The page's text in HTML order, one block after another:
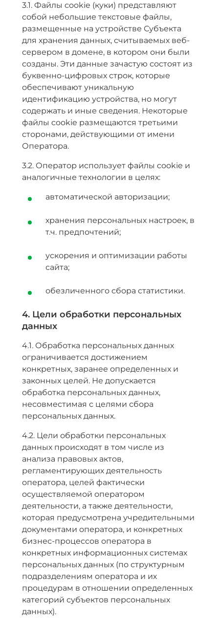
3.1. Файлы сookie (куки) представляют
собой небольшие текстовые файлы,
размещенные на устройстве Субъекта
для хранения данных, считываемых веб-
сервером в домене, в котором они были
созданы. Эти данные зачастую состоят из
буквенно-цифровых строк, которые
обеспечивают уникальную
идентификацию устройства, но могут
содержать и иные сведения. Некоторые
файлы cookie размещаются третьими
сторонами, действующими от имени
Оператора.
3.2. Оператор использует файлы cookie и
аналогичные технологии в целях:
автоматической авторизации;
хранения персональных настроек, в
т.ч. предпочтений;
ускорения и оптимизации работы
сайта;
обезличенного сбора статистики.
4. Цели обработки персональных
данных
4.1. Обработка персональных данных
ограничивается достижением
конкретных, заранее определенных и
законных целей. Не допускается
обработка персональных данных,
несовместимая с целями сбора
персональных данных.
4.2. Цели обработки персональных
данных происходят в том числе из
анализа правовых актов,
регламентирующих деятельность
оператора, целей фактически
осуществляемой оператором
деятельности, а также деятельности,
которая предусмотрена учредительными
документами оператора, и конкретных
бизнес-процессов оператора в
конкретных информационных системах
персональных данных (по структурным
подразделениям оператора и их
процедурам в отношении определенных
категорий субъектов персональных
данных).